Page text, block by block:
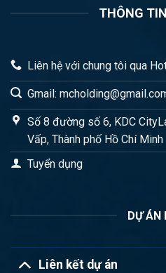
THÔNG
Liên hệ với chung tôi qua
Gmail:
Số 8 đường số 6, KDC
Vấp, Thành phố Hồ Chí Minh
Tuyển dụng
DỰ ÁN
Liên kết dự án